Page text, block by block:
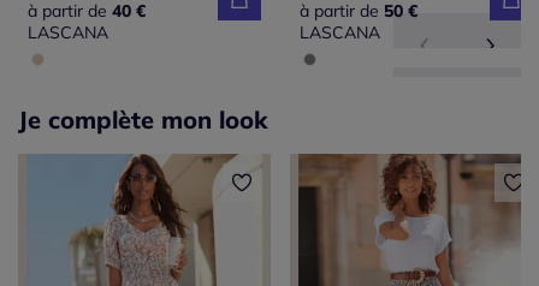
à partir de 40 €
LASCANA
à partir de 50 €
LASCANA
Je complète mon look